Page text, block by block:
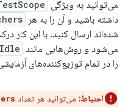
می‌توانید به ویژگی
داشته باشید و آن را به هر
شده‌اند ارسال کنید. با این کار
می‌شود و روش‌هایی مانند
را در تمام توزیع‌کننده‌های
احتیاط: می‌توانید هر تعداد